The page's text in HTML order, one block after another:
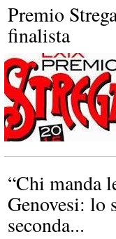
Premio
finalista
“Chi manda
Genovesi: lo
seconda...